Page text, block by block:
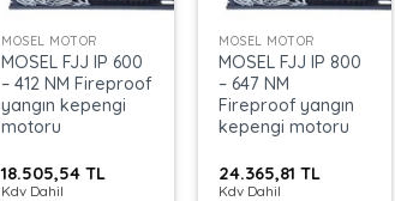
MOSEL MOTOR
MOSEL FJJ IP 600
– 412 NM Fireproof
yangın kepengi
motoru
18.505,54TL
Kdv Dahil
MOSEL MOTOR
MOSEL FJJ IP 800
– 647 NM
Fireproof yangın
kepengi motoru
24.365,81TL
Kdv Dahil